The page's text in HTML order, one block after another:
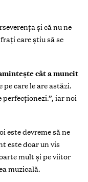
și că nu ne
care știu să se
cât a muncit
care le are astăzi.
perfecționezi.”, iar noi
este devreme să ne
este doar un vis
mult și pe viitor
muzicală.